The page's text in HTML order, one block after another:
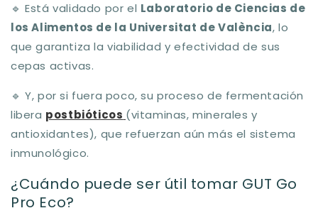
🔹 Está validado por el Laboratorio de Ciencias de
los Alimentos de la Universitat de València, lo
que garantiza la viabilidad y efectividad de sus
cepas activas.
🔹 Y, por si fuera poco, su proceso de fermentación
libera postbióticos (vitaminas, minerales y
antioxidantes), que refuerzan aún más el sistema
inmunológico.
¿Cuándo puede ser útil tomar GUT Go
Pro Eco?